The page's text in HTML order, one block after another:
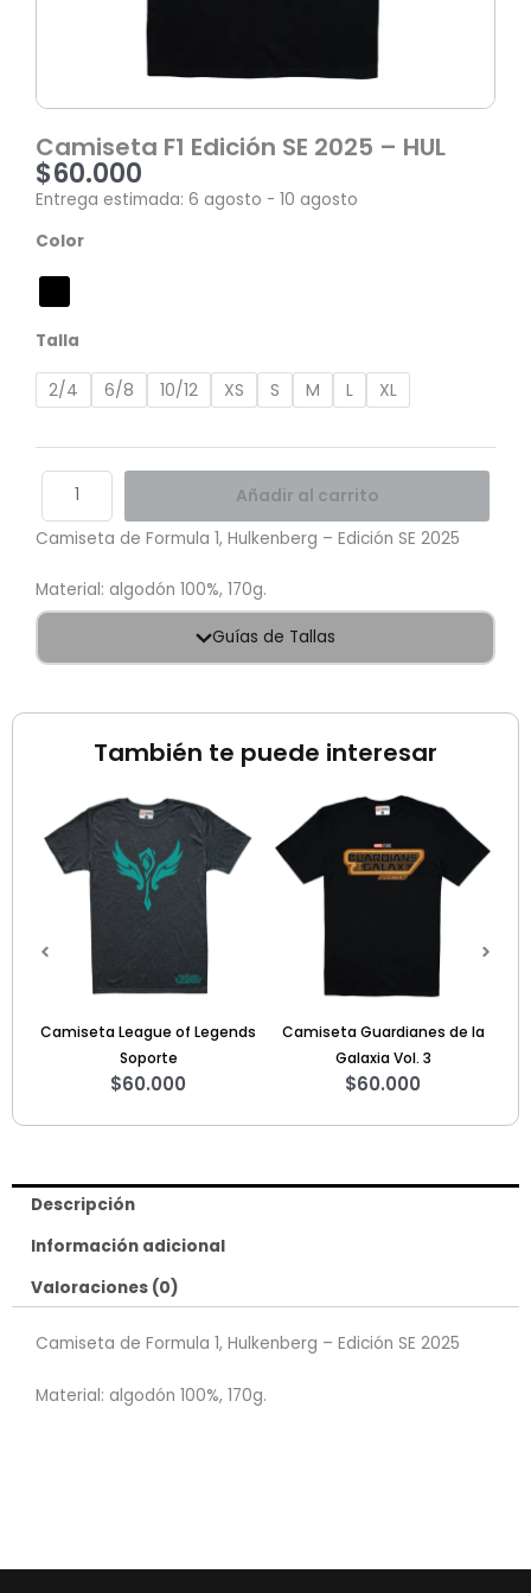
Camiseta F1 Edición SE 2025 – HUL
$60.000
Entrega estimada: 6 agosto - 10 agosto
Color
Talla
2/4 6/8 10/12 XS S M L XL
Camiseta
Edición
SE
2025
HUL
cantidad
Añadir al carrito
Camiseta de Formula 1, Hulkenberg – Edición SE 2025
Material: algodón 100%, 170g.
Guías de Tallas
También te puede interesar
Camiseta League of Legends
Soporte
$60.000
Camiseta Guardianes de la
Galaxia Vol. 3
$60.000
Descripción
Información adicional
Valoraciones (0)
Camiseta de Formula 1, Hulkenberg – Edición SE 2025
Material: algodón 100%, 170g.